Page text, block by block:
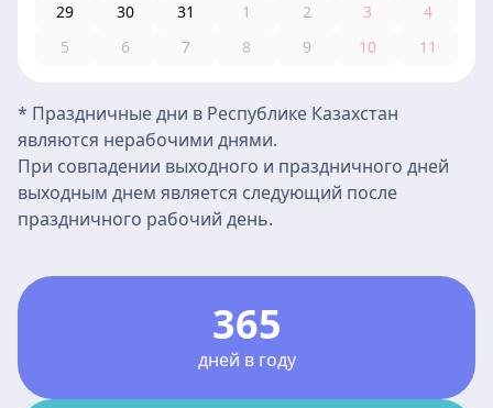
29
30 31 1 2 3
4
5
6 7 8 9 10 11
* Праздничные дни в Республике Казахстан
являются нерабочими днями.
При совпадении выходного и праздничного дней
выходным днем является следующий после
праздничного рабочий день.
365
дней в году